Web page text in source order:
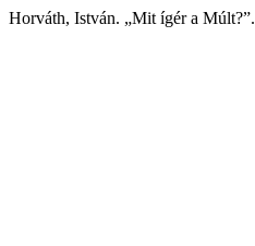
Horváth, István. „Mit ígér a Múlt?”.